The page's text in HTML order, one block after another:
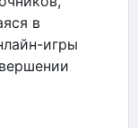
в
игры